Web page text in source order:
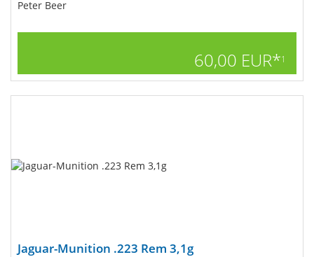
Peter Beer
60,00 EUR*1
Jaguar-Munition .223 Rem 3,1g